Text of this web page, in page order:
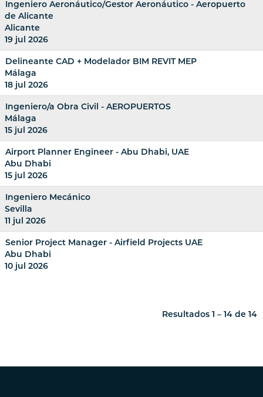
Ingeniero Aeronáutico/Gestor Aeronáutico - Aeropuerto
de Alicante
Alicante
19 jul 2026
Delineante CAD + Modelador BIM REVIT MEP
Málaga
18 jul 2026
Ingeniero/a Obra Civil - AEROPUERTOS
Málaga
15 jul 2026
Airport Planner Engineer - Abu Dhabi, UAE
Abu Dhabi
15 jul 2026
Ingeniero Mecánico
Sevilla
11 jul 2026
Senior Project Manager - Airfield Projects UAE
Abu Dhabi
10 jul 2026
Resultados 1 – 14 de 14